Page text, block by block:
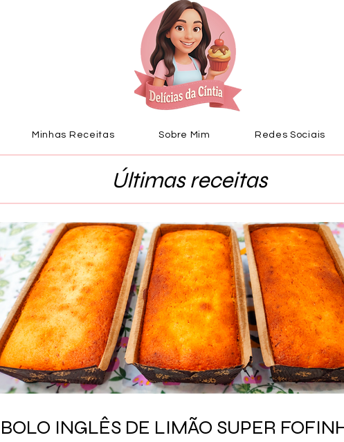
Minhas Receitas Sobre Mim Redes Sociais
Últimas receitas
BOLO INGLÊS DE LIMÃO SUPER